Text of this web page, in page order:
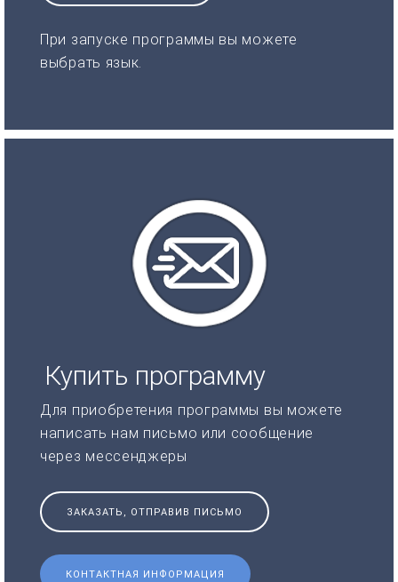
При запуске программы вы можете
выбрать язык.
Купить программу
Для приобретения программы вы можете
написать нам письмо или сообщение
через мессенджеры
ЗАКАЗАТЬ, ОТПРАВИВ ПИСЬМО
КОНТАКТНАЯ ИНФОРМАЦИЯ